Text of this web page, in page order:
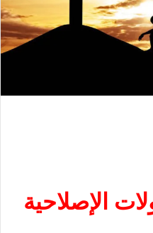
الإصلاحية